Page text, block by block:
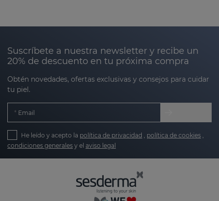
Suscríbete a nuestra newsletter y recibe un
20% de descuento en tu próxima compra
Obtén novedades, ofertas exclusivas y consejos para cuidar
tu piel.
Email
He leído y acepto la política de privacidad política de cookies
condiciones generales y el aviso legal